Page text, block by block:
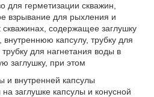
для герметизации скважин,
взрывание для рыхления и
скважинах, содержащее заглушку
капсулу, трубку для
для нагнетания воды в
заглушку, при этом
и внутренней капсулы
заглушке капсулы и конусной